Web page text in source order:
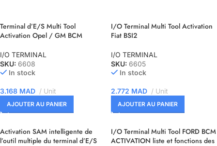
Terminal d’E/S Multi Tool
Activation Opel / GM BCM
I/O TERMINAL
SKU: 6608
In stock
3.168 MAD Unit
AJOUTER AU PANIER
I/O Terminal Multi Tool Activation
Fiat BSI2
I/O TERMINAL
SKU: 6605
In stock
2.772 MAD Unit
AJOUTER AU PANIER
Activation SAM intelligente de
l’outil multiple du terminal d’E/S
I/O Terminal Multi Tool FORD BCM
ACTIVATION liste et fonctions des